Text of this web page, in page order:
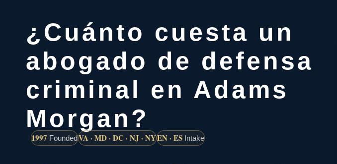
¿Cuánto cuesta un
abogado de defensa
criminal en Adams
Morgan?
1997 FoundedVA · MD · DC · NJ · NYEN · ES Intake